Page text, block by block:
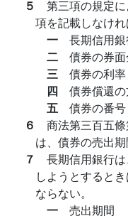
５ 第三項の規定
項を記載しなけれ
一 長期信用
二 債券の券
三 債券の利率
四 債券償還
五 債券の番号
６ 商法第三百五
は、債券の売出期
７ 長期信用銀行
しようとすると
ならない。
一 売出期間